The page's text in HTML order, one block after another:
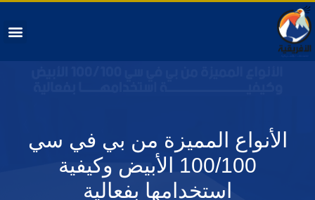
الأنواع المميزة من بي في سي
100/100 الأبيض وكيفية
استخدامها بفعالية